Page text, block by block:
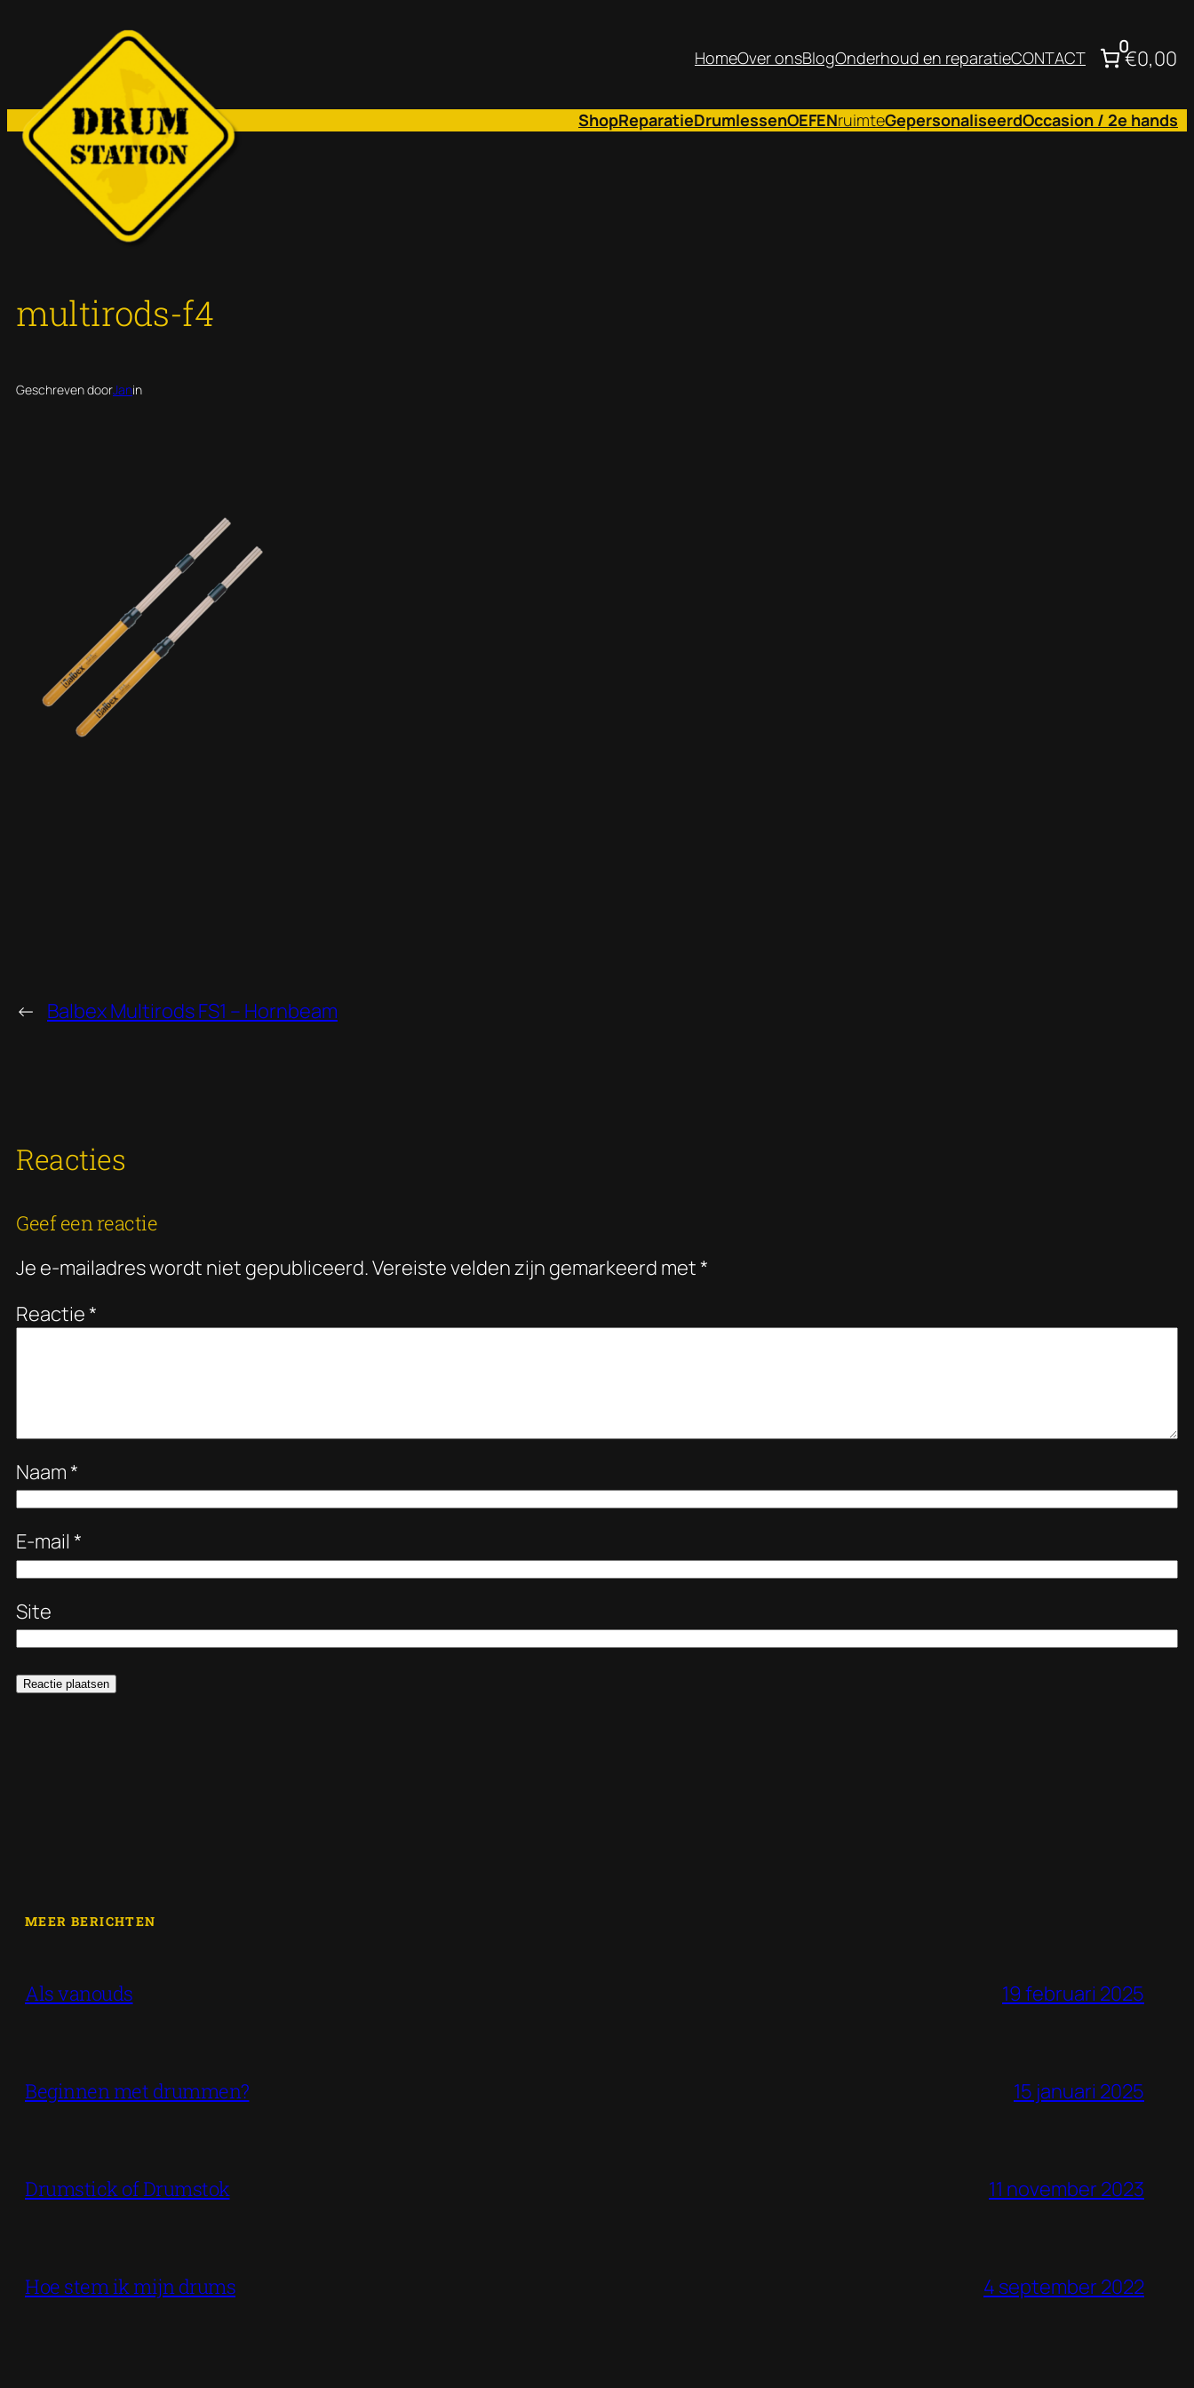
inhoud
HomeOver onsBlogOnderhoud en reparatieCONTACT 0€0,00
ShopReparatieDrumlessenOEFENruimteGepersonaliseerdOccasion / 2e hands
multirods-f4
Geschreven doorJanin
← Balbex Multirods FS1 – Hornbeam
Reacties
Geef een reactie
Je e-mailadres wordt niet gepubliceerd.Vereiste velden zijn gemarkeerd met*
Reactie*
Naam*
E-mail *
Site
MEER BERICHTEN
Als vanouds 19 februari 2025
Beginnen met drummen? 15 januari 2025
Drumstick of Drumstok 11 november 2023
Hoe stem ik mijn drums 4 september 2022